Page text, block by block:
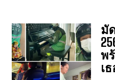
มั
พ
เ